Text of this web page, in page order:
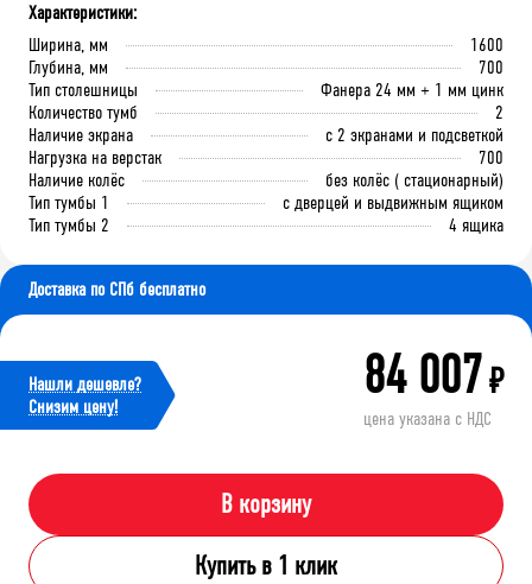
Крючок 80 мм.
В корзину
Крючок 125 мм.
В корзину
мм
В корзину
В корзину
Характеристики:
Ширина, мм
1600
Глубина, мм
700
Тип столешницы
Фанера 24 мм + 1 мм цинк
Количество тумб
2
Наличие экрана
с 2 экранами и подсветкой
Нагрузка на верстак
700
Наличие колёс
без колёс ( стационарный)
Тип тумбы 1
с дверцей и выдвижным ящиком
Тип тумбы 2
4 ящика
Доставка по СПб бесплатно
Нашли дешевле?
Cнизим цену!
84 007₽
цена указана с НДС
В корзину
Купить в 1 клик